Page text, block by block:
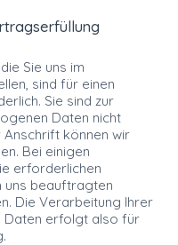
Sie uns im
sind für einen
Sie sind zur
Daten nicht
können wir
Bei einigen
erforderlichen
uns beauftragten
Die Verarbeitung Ihrer
Daten erfolgt also für